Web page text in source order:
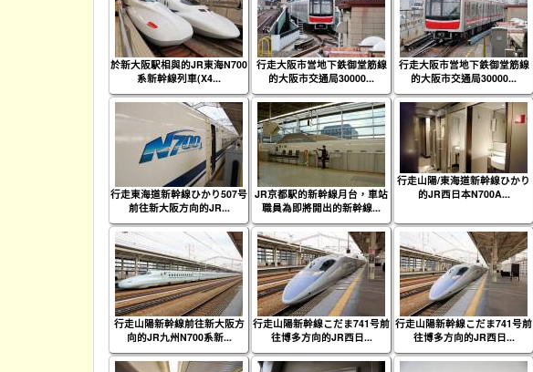
於新大阪駅相與的JR東海N700
系新幹線列車(X4...
行走大阪市営地下鉄御堂筋線
的大阪市交通局30000...
行走大阪市営地下鉄御堂筋線
的大阪市交通局30000...
行走東海道新幹線ひかり507号
前往新大阪方向的JR...
JR京都駅的新幹線月台，車站
職員為即將開出的新幹線...
行走山陽/東海道新幹線ひかり
的JR西日本N700A...
行走山陽新幹線前往新大阪方
向的JR九州N700系新...
行走山陽新幹線こだま741号前
往博多方向的JR西日...
行走山陽新幹線こだま741号前
往博多方向的JR西日...